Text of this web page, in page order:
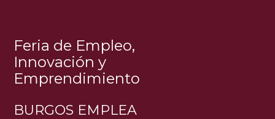
Feria de Empleo,
Innovación y
Emprendimiento
BURGOS EMPLEA